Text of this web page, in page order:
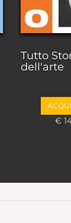
Tutto
dell'arte
€